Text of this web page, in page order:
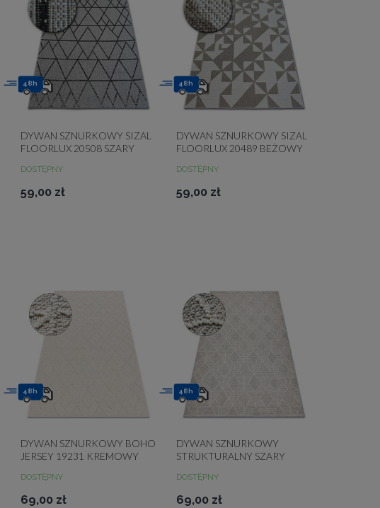
DYWAN SZNURKOWY SIZAL
FLOORLUX 20508 SZARY
DOSTĘPNY
59,00 zł
48h
DYWAN SZNURKOWY SIZAL
FLOORLUX 20489 BEŻOWY
DOSTĘPNY
59,00 zł
48h
DYWAN SZNURKOWY BOHO
JERSEY 19231 KREMOWY
DOSTĘPNY
69,00 zł
48h
DYWAN SZNURKOWY
STRUKTURALNY SZARY
DOSTĘPNY
69,00 zł
48h